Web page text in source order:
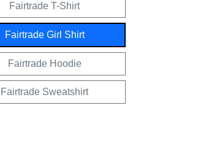
Fairtrade T-Shirt
Fairtrade Girl Shirt
Fairtrade Hoodie
Fairtrade Sweatshirt